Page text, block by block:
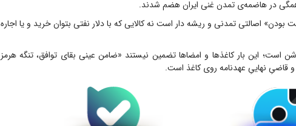
همگی در هاضمه‌ی تمدن غنی ایران هضم شدند.
بودن» اصالتی تمدنی و ریشه دار است نه کالایی که با دلار نفتی بتوان خرید و یا اجاره
است؛ این بار کاغذ‌ها و امضا‌ها تضمین نیستند «ضامن عینی بقای توافق، ⁧‫تنگه هرمز‬⁩
قاضیِ نهاییِ عهدنامه روی کاغذ است.